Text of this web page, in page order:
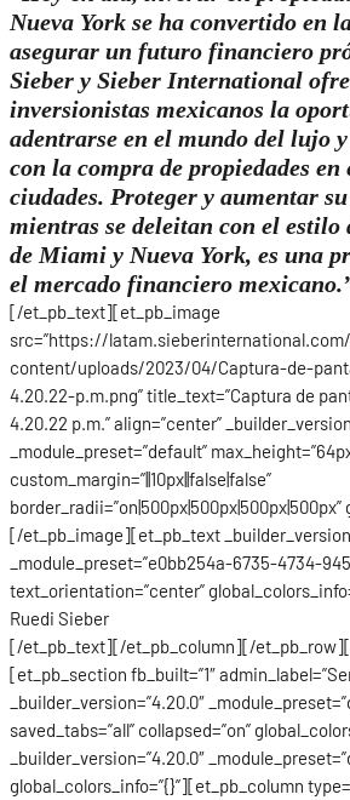
Nueva York se ha convertido en
asegurar un futuro financiero
Sieber y Sieber International
inversionistas mexicanos la
adentrarse en el mundo del lujo
con la compra de propiedades en
ciudades. Proteger y aumentar
mientras se deleitan con el estilo
de Miami y Nueva York, es una
el mercado financiero
[/et_pb_text][et_pb_image
src=”https://
content/uploads/2023/04/Captura-de-
4.20.22-p.m.png” title_text=”Captura de
4.20.22 p.m.” align=”center”
_module_preset=”default”
custom_margin=”||10px||false|false”
border_radii=”on|500px|500px|500px|500px”
[/et_pb_image][et_pb_text
_module_preset=”e0bb254a-6735-4734-
text_orientation=”center”
Ruedi Sieber
[/et_pb_text][/et_pb_column][/
[et_pb_section fb_built=”1″
_builder_version=”4.20.0″
saved_tabs=”all” collapsed=”on”
_builder_version=”4.20.0″
global_colors_info=”{}”][et_pb_column